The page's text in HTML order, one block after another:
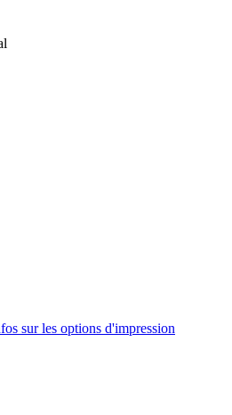
sur les options d'impression